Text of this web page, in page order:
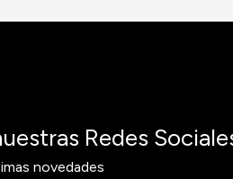
Redes
novedades